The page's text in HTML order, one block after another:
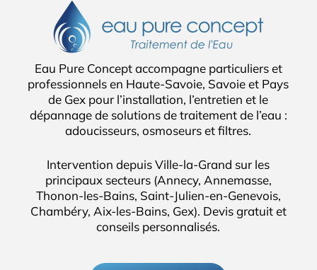
Eau Pure Concept accompagne particuliers et
professionnels en Haute-Savoie, Savoie et Pays
de Gex pour l’installation, l’entretien et le
dépannage de solutions de traitement de l’eau :
adoucisseurs, osmoseurs et filtres.
Intervention depuis Ville-la-Grand sur les
principaux secteurs (Annecy, Annemasse,
Thonon-les-Bains, Saint-Julien-en-Genevois,
Chambéry, Aix-les-Bains, Gex). Devis gratuit et
conseils personnalisés.